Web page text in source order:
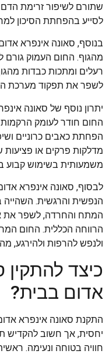
שתורם לשיפור זרימת
לסייע בהפחתת הסיכון
בנוסף, סאונה אינפרא
מהגוף. החום העמוק
רעלים ומתכות כבדות
לשפר את תפקוד מערכת
יתרון נוסף של סאונה
החום חודר לעומק הרקמות
הפחתת כאבים כרוניים
מדלקות פרקים או פציעות
משמעותית בשימוש קבוע
לבסוף, סאונה אינפרא
הנפשית והרגשית.
המתח והחרדה, לשפר את
הרווחה הכללית. החום
ולנפש להרפות ולהירגע,
כיצד להתקין
אדום בבית?
התקנת סאונה אינפרא
יחסית, אך חשוב להקדיש
חוויה בטוחה ונעימה.